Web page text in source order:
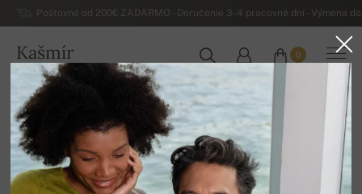
Poštovné od 200€ ZADARMO - Doručenie 3-4 pracovné dni - Výmena
Kašmír
SLOVENSKO
0
Domov